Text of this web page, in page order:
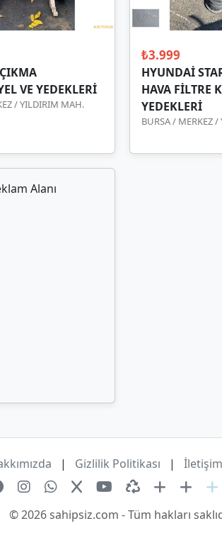
VE YEDEKLERİ
/ YILDIRIM MAH.
₺3.999
HYUNDAİ
HAVA FİLTRE
YEDEKLERİ
BURSA / MERKEZ
Alanı
| Gizlilik Politikası | İletişim
© 2026 sahipsiz.com - Tüm hakları